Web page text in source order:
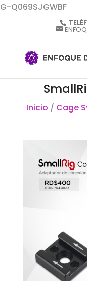
G-Q069SJGWBF
Inicio / Cage